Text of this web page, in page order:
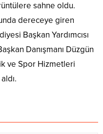
sahne oldu.
dereceye giren
Başkan Yardımcısı
Danışmanı Düzgün
ve Spor Hizmetleri